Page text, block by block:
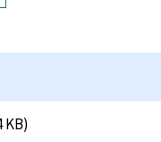
KB)